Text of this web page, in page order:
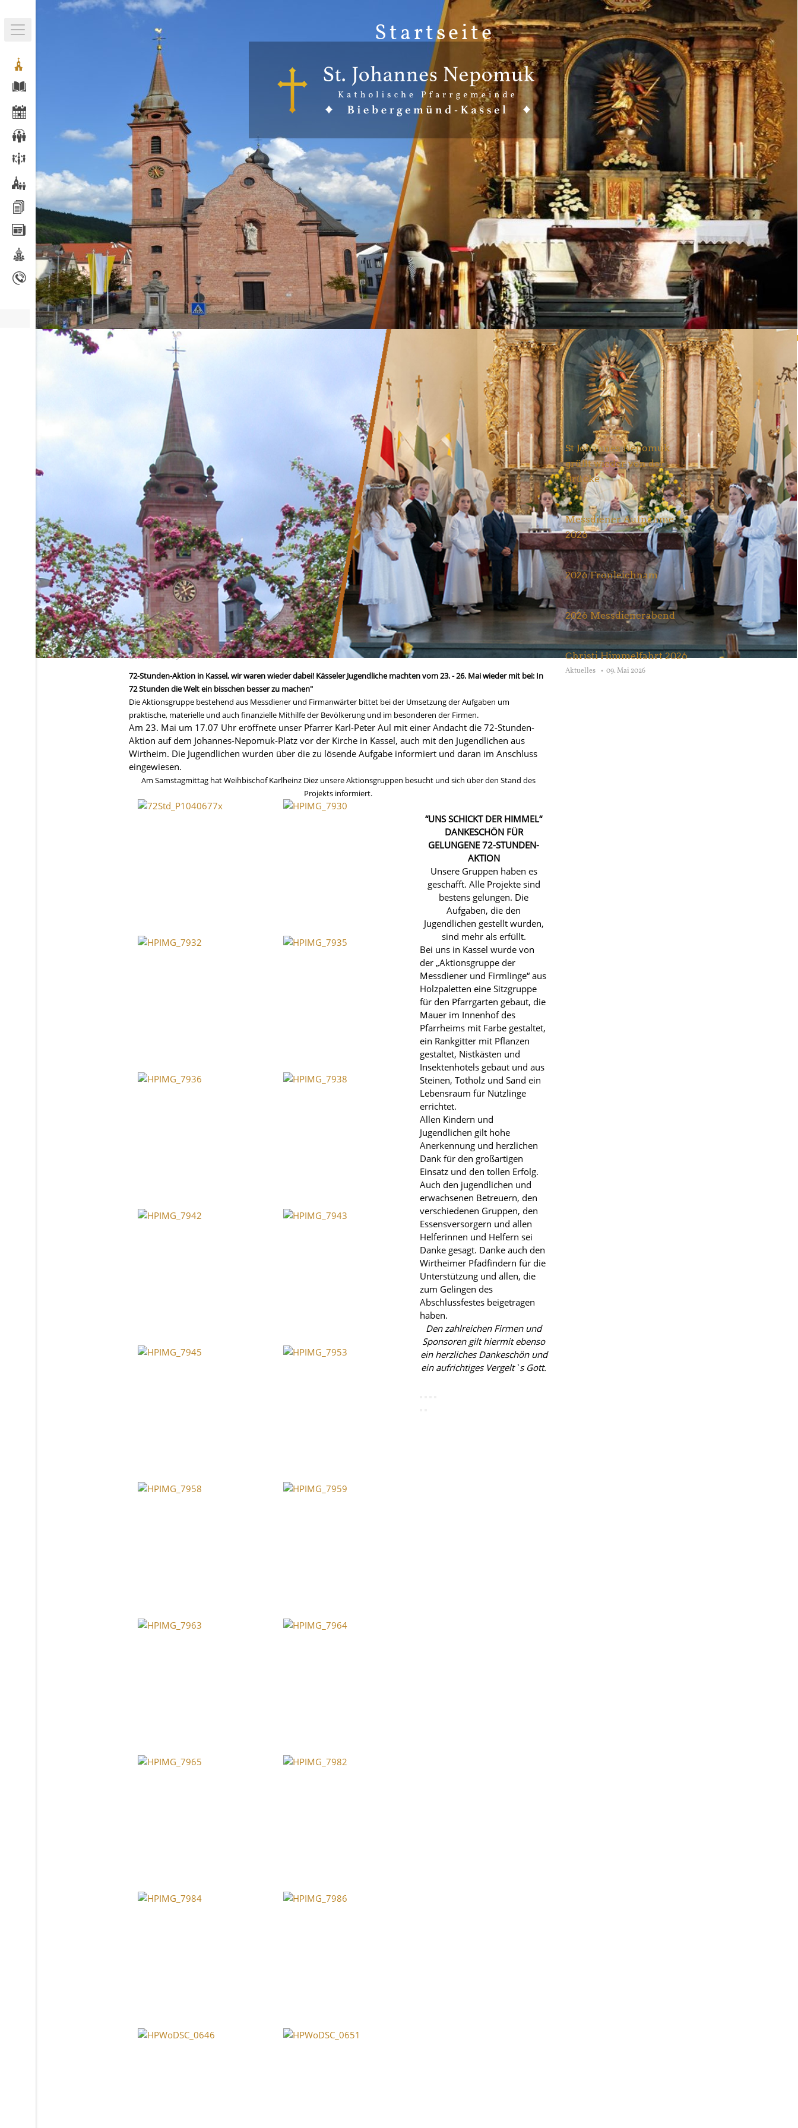
Startseite
72-Stunden-Aktion in Kassel
21. Mai 2019
72-Stunden-Aktion in Kassel, wir waren wieder dabei! Kässeler Jugendliche machten vom 23. - 26. Mai wieder mit bei: In
72 Stunden die Welt ein bisschen besser zu machen"
Die Aktionsgruppe bestehend aus Messdiener und Firmanwärter bittet bei der Umsetzung der Aufgaben um
praktische, materielle und auch finanzielle Mithilfe der Bevölkerung und im besonderen der Firmen.
Am 23. Mai um 17.07 Uhr eröffnete unser Pfarrer Karl-Peter Aul mit einer Andacht die 72-Stunden-
Aktion auf dem Johannes-Nepomuk-Platz vor der Kirche in Kassel, auch mit den Jugendlichen aus
Wirtheim. Die Jugendlichen wurden über die zu lösende Aufgabe informiert und daran im Anschluss
eingewiesen.
Am Samstagmittag hat Weihbischof Karlheinz Diez unsere Aktionsgruppen besucht und sich über den Stand des
Projekts informiert.
“UNS SCHICKT DER HIMMEL“
DANKESCHÖN FÜR
GELUNGENE 72-STUNDEN-
AKTION
Unsere Gruppen haben es
geschafft. Alle Projekte sind
bestens gelungen. Die
Aufgaben, die den
Jugendlichen gestellt wurden,
sind mehr als erfüllt.
Bei uns in Kassel wurde von
der „Aktionsgruppe der
Messdiener und Firmlinge“ aus
Holzpaletten eine Sitzgruppe
für den Pfarrgarten gebaut, die
Mauer im Innenhof des
Pfarrheims mit Farbe gestaltet,
ein Rankgitter mit Pflanzen
gestaltet, Nistkästen und
Insektenhotels gebaut und aus
Steinen, Totholz und Sand ein
Lebensraum für Nützlinge
errichtet.
Allen Kindern und
Jugendlichen gilt hohe
Anerkennung und herzlichen
Dank für den großartigen
Einsatz und den tollen Erfolg.
Auch den jugendlichen und
erwachsenen Betreuern, den
verschiedenen Gruppen, den
Essensversorgern und allen
Helferinnen und Helfern sei
Danke gesagt. Danke auch den
Wirtheimer Pfadfindern für die
Unterstützung und allen, die
zum Gelingen des
Abschlussfestes beigetragen
haben.
Den zahlreichen Firmen und
Sponsoren gilt hiermit ebenso
ein herzliches Dankeschön und
ein aufrichtiges Vergelt`s Gott.
Neueste Nachrichten
St Johannes Nepomuk
grüßt wieder von der
Brücke
Aktuelles 28. Juni 2026
Messdiener Aufnahme
2026
Aktuelles 27. Juni 2026
2026 Fronleichnam
Aktuelles 07. Juni 2026
2026 Messdienerabend
Aktuelles 22. Mai 2026
Christi Himmelfahrt 2026
Aktuelles 09. Mai 2026